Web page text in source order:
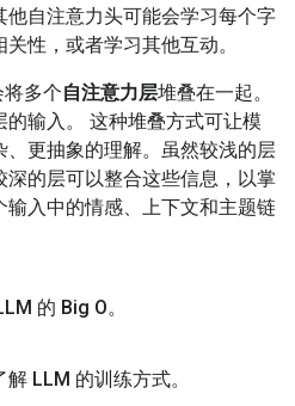
他自注意力头可能会学习每个字
性，或者学习其他互动。
将多个自注意力层堆叠在一起。
输入。 这种堆叠方式可让模
更抽象的理解。虽然较浅的层
的层可以整合这些信息，以掌
入中的情感、上下文和主题链
的 Big O。
LLM 的训练方式。